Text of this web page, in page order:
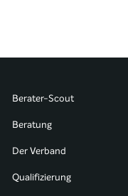
Berater-Scout
Beratung
Der Verband
Qualifizierung